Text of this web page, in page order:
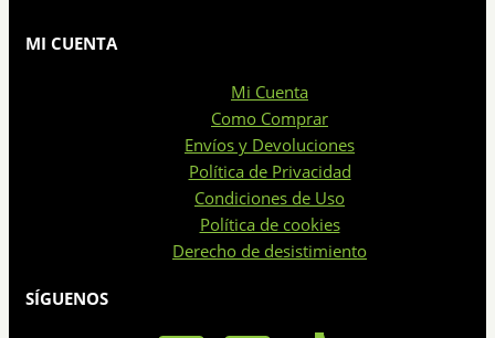
MI CUENTA
Mi Cuenta
Como Comprar
Envíos y Devoluciones
Política de Privacidad
Condiciones de Uso
Política de cookies
Derecho de desistimiento
SÍGUENOS